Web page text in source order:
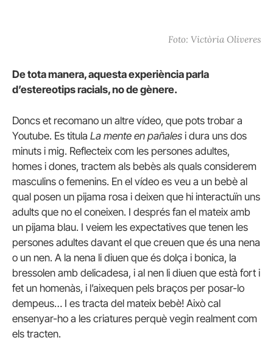
Foto: Victòria Oliveres
De tota manera, aquesta experiència parla
d’estereotips racials, no de gènere.
Doncs et recomano un altre vídeo, que pots trobar a
Youtube. Es titula La mente en pañales i dura uns dos
minuts i mig. Reflecteix com les persones adultes,
homes i dones, tractem als bebès als quals considerem
masculins o femenins. En el vídeo es veu a un bebè al
qual posen un pijama rosa i deixen que hi interactuïn uns
adults que no el coneixen. I després fan el mateix amb
un pijama blau. I veiem les expectatives que tenen les
persones adultes davant el que creuen que és una nena
o un nen. A la nena li diuen que és dolça i bonica, la
bressolen amb delicadesa, i al nen li diuen que està fort i
fet un homenàs, i l’aixequen pels braços per posar-lo
dempeus… I es tracta del mateix bebè! Això cal
ensenyar-ho a les criatures perquè vegin realment com
els tracten.